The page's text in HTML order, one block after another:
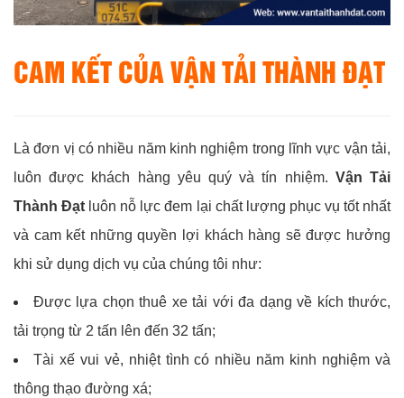
CAM KẾT CỦA VẬN TẢI THÀNH ĐẠT
Là đơn vị có nhiều năm kinh nghiệm trong lĩnh vực vận tải,
luôn được khách hàng yêu quý và tín nhiệm. Vận Tải
Thành Đạt luôn nỗ lực đem lại chất lượng phục vụ tốt nhất
và cam kết những quyền lợi khách hàng sẽ được hưởng
khi sử dụng dịch vụ của chúng tôi như:
Được lựa chọn thuê xe tải với đa dạng về kích thước,
tải trọng từ 2 tấn lên đến 32 tấn;
Tài xế vui vẻ, nhiệt tình có nhiều năm kinh nghiệm và
thông thạo đường xá;